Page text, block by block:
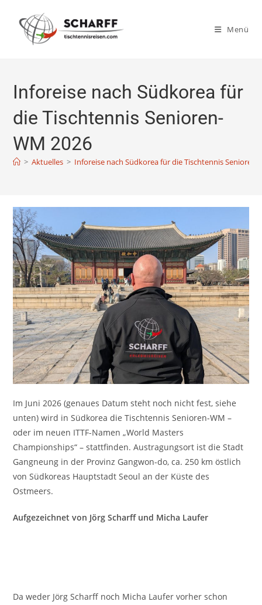
Inhalt
springen
Menü
Inforeise nach Südkorea für
die Tischtennis Senioren-
WM 2026
> Aktuelles > Inforeise nach Südkorea für die Tischtennis Senioren-
Im Juni 2026 (genaues Datum steht noch nicht fest, siehe
unten) wird in Südkorea die Tischtennis Senioren-WM –
oder im neuen ITTF-Namen „World Masters
Championships“ – stattfinden. Austragungsort ist die Stadt
Gangneung in der Provinz Gangwon-do, ca. 250 km östlich
von Südkoreas Hauptstadt Seoul an der Küste des
Ostmeers.
Aufgezeichnet von Jörg Scharff und Micha Laufer
Da weder Jörg Scharff noch Micha Laufer vorher schon